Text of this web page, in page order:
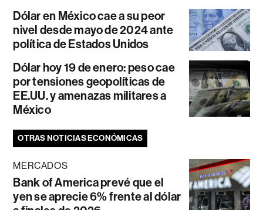
Dólar en México cae a su peor
nivel desde mayo de 2024 ante
política de Estados Unidos
Dólar hoy 19 de enero: peso cae
por tensiones geopolíticas de
EE.UU. y amenazas militares a
México
OTRAS NOTICIAS ECONÓMICAS
MERCADOS
Bank of America prevé que el
yen se aprecie 6% frente al dólar